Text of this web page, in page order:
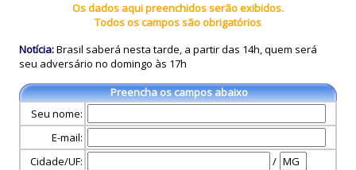
Os dados aqui preenchidos serão exibidos.
Todos os campos são obrigatórios
Notícia:Brasil saberá nesta tarde, a partir das 14h, quem será
seu adversário no domingo às 17h
Preencha os campos abaixo
Seu nome:
E-mail:
Cidade/UF:
/